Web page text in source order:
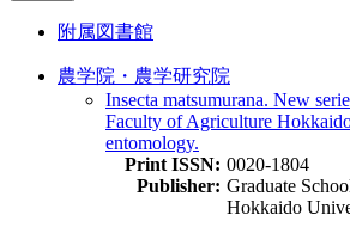
附属図書館
農学院・農学研究院
Insecta matsumurana. New
Faculty of Agriculture
entomology.
Print ISSN: 0020-1804
Publisher: Graduate
Hokkaido